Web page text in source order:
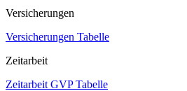
Versicherungen
Versicherungen Tabelle
Zeitarbeit
Zeitarbeit GVP Tabelle